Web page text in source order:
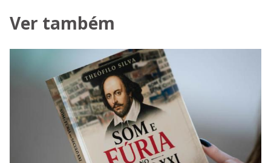
Ver também